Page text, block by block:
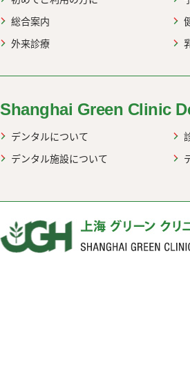
総合案内
外来診療
Shanghai Green Clinic
デンタルについて
デンタル施設について